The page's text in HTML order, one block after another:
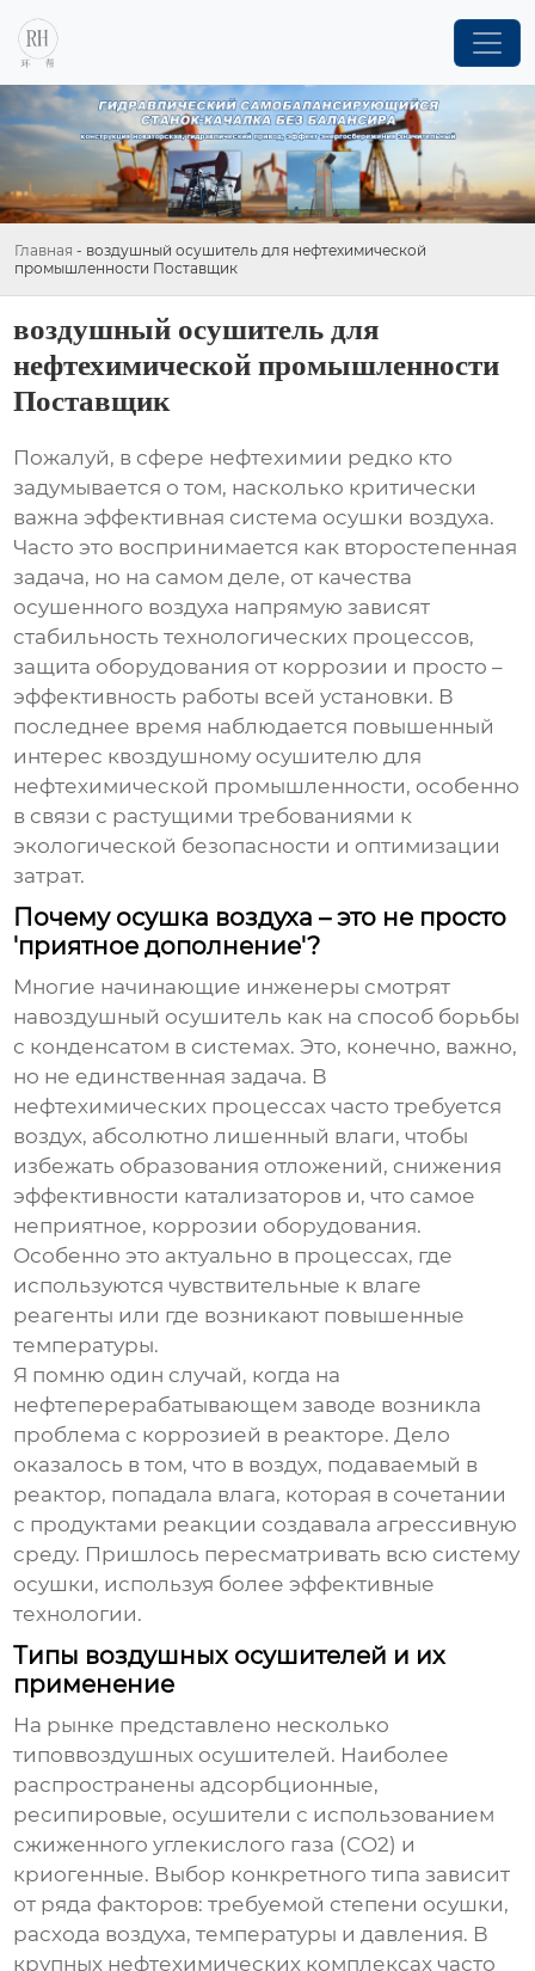
Главная - воздушный осушитель для нефтехимической
промышленности Поставщик
воздушный осушитель для
нефтехимической промышленности
Поставщик
Пожалуй, в сфере нефтехимии редко кто
задумывается о том, насколько критически
важна эффективная система осушки воздуха.
Часто это воспринимается как второстепенная
задача, но на самом деле, от качества
осушенного воздуха напрямую зависят
стабильность технологических процессов,
защита оборудования от коррозии и просто –
эффективность работы всей установки. В
последнее время наблюдается повышенный
интерес квоздушному осушителю для
нефтехимической промышленности, особенно
в связи с растущими требованиями к
экологической безопасности и оптимизации
затрат.
Почему осушка воздуха – это не просто
'приятное дополнение'?
Многие начинающие инженеры смотрят
навоздушный осушитель как на способ борьбы
с конденсатом в системах. Это, конечно, важно,
но не единственная задача. В
нефтехимических процессах часто требуется
воздух, абсолютно лишенный влаги, чтобы
избежать образования отложений, снижения
эффективности катализаторов и, что самое
неприятное, коррозии оборудования.
Особенно это актуально в процессах, где
используются чувствительные к влаге
реагенты или где возникают повышенные
температуры.
Я помню один случай, когда на
нефтеперерабатывающем заводе возникла
проблема с коррозией в реакторе. Дело
оказалось в том, что в воздух, подаваемый в
реактор, попадала влага, которая в сочетании
с продуктами реакции создавала агрессивную
среду. Пришлось пересматривать всю систему
осушки, используя более эффективные
технологии.
Типы воздушных осушителей и их
применение
На рынке представлено несколько
типоввоздушных осушителей. Наиболее
распространены адсорбционные,
ресипировые, осушители с использованием
сжиженного углекислого газа (CO2) и
криогенные. Выбор конкретного типа зависит
от ряда факторов: требуемой степени осушки,
расхода воздуха, температуры и давления. В
крупных нефтехимических комплексах часто